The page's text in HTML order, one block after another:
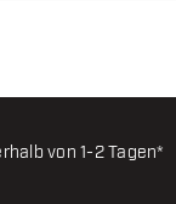
von 1-2 Tagen*